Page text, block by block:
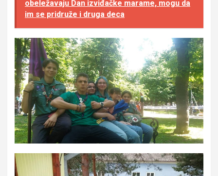
obeležavaju Dan izviđačke marame, mogu da
im se pridruže i druga deca